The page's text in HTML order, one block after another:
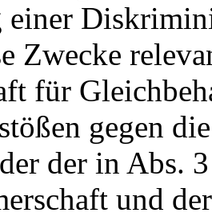
einer
Zwecke
für
gegen
der in Abs.
und